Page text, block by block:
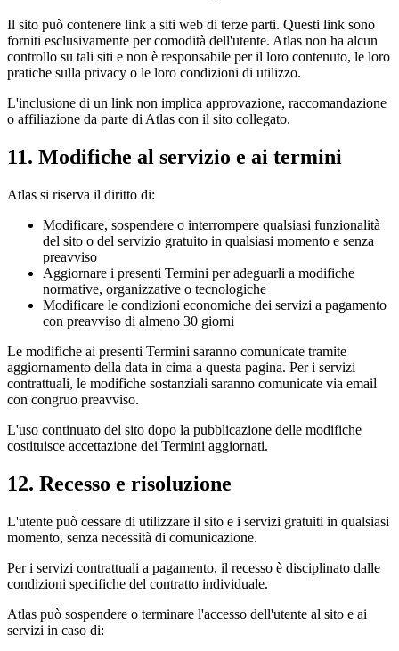
Il sito può contenere link a siti web di terze parti. Questi link sono
forniti esclusivamente per comodità dell'utente. Atlas non ha alcun
controllo su tali siti e non è responsabile per il loro contenuto, le loro
pratiche sulla privacy o le loro condizioni di utilizzo.
L'inclusione di un link non implica approvazione, raccomandazione
o affiliazione da parte di Atlas con il sito collegato.
11. Modifiche al servizio e ai termini
Atlas si riserva il diritto di:
Modificare, sospendere o interrompere qualsiasi funzionalità
del sito o del servizio gratuito in qualsiasi momento e senza
preavviso
Aggiornare i presenti Termini per adeguarli a modifiche
normative, organizzative o tecnologiche
Modificare le condizioni economiche dei servizi a pagamento
con preavviso di almeno 30 giorni
Le modifiche ai presenti Termini saranno comunicate tramite
aggiornamento della data in cima a questa pagina. Per i servizi
contrattuali, le modifiche sostanziali saranno comunicate via email
con congruo preavviso.
L'uso continuato del sito dopo la pubblicazione delle modifiche
costituisce accettazione dei Termini aggiornati.
12. Recesso e risoluzione
L'utente può cessare di utilizzare il sito e i servizi gratuiti in qualsiasi
momento, senza necessità di comunicazione.
Per i servizi contrattuali a pagamento, il recesso è disciplinato dalle
condizioni specifiche del contratto individuale.
Atlas può sospendere o terminare l'accesso dell'utente al sito e ai
servizi in caso di: